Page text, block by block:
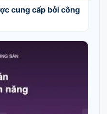
cung cấp bởi công